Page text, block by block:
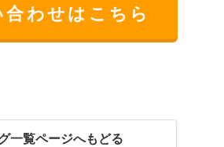
合わせはこちら
一覧ページへもどる